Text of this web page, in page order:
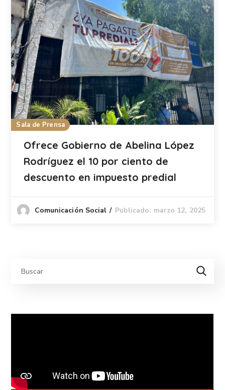
Sala de Prensa
Ofrece Gobierno de Abelina López
Rodríguez el 10 por ciento de
descuento en impuesto predial
Comunicación Social Publicado: marzo 12, 2025